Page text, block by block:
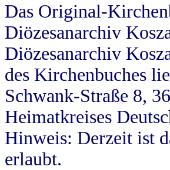
Das Original-
Diözesanarchiv
Diözesanarchiv
des Kirchenbuches
Schwank-Straße 8,
Heimatkreises
Hinweis: Derzeit ist
erlaubt.